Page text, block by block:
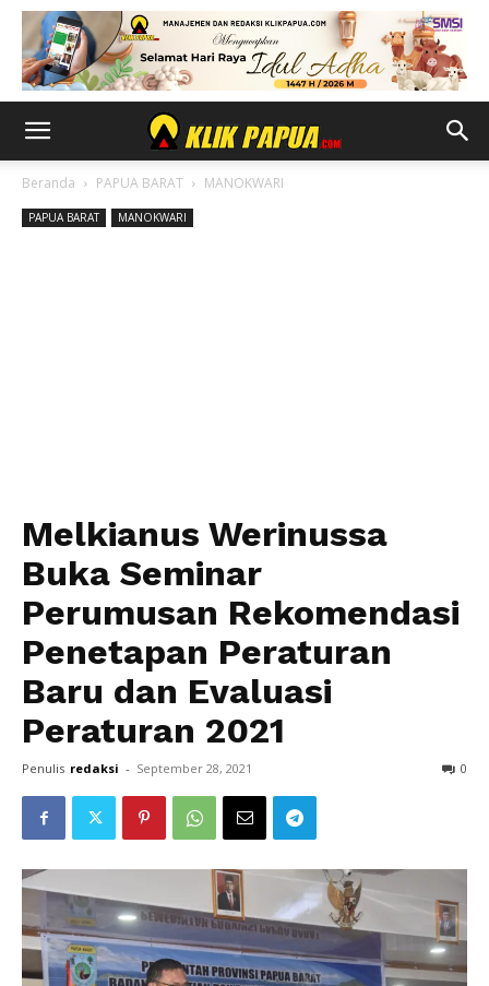
Beranda PAPUA BARAT MANOKWARI
PAPUA BARAT MANOKWARI
Melkianus Werinussa
Buka Seminar
Perumusan Rekomendasi
Penetapan Peraturan
Baru dan Evaluasi
Peraturan 2021
Penulis redaksi - September 28, 2021 0